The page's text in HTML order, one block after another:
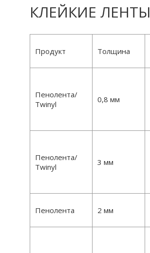
КЛЕЙКИЕ ЛЕНТЫ
Продукт Толщина
Пенолента/
Twinyl
0,8 мм
Пенолента/
Twinyl
3 мм
Пенолента 2 мм